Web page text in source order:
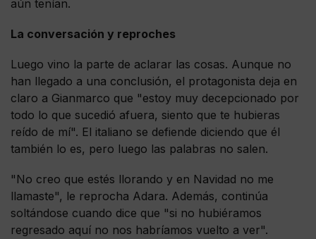
aún tenían.
La conversación y reproches
Luego vino la parte de aclarar las cosas. Aunque no
han llegado a una conclusión, el protagonista deja en
claro a Gianmarco que "estoy muy decepcionado por
todo lo que sucedió afuera, siento que te hubieras
reído de mí". El italiano se defiende diciendo que él
también lo es, pero luego las palabras no salen.
"No creo que estés llorando y en Navidad no me
llamaste", le reprocha Adara. Además, continúa
soltándose cuando dice que "si no hubiéramos
regresado aquí no nos habríamos vuelto a ver".